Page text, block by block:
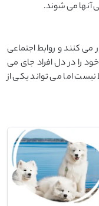
آنها می شوند.
می کنند و روابط اجتماعی
را در دل افراد جای می
اما می تواند یکی از